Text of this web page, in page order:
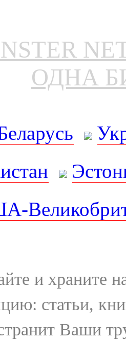
ОДНА
и храните
статьи,
Ваши